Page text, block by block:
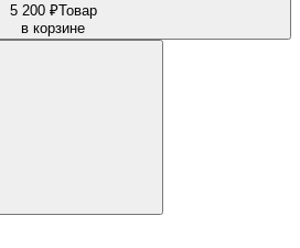
5 200 ₽Товар
в корзине